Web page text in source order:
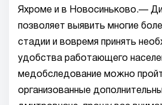
Яхроме и в Новосиньково.—
позволяет выявить многие
стадии и вовремя принять
удобства работающего
медобследование можно
организованные